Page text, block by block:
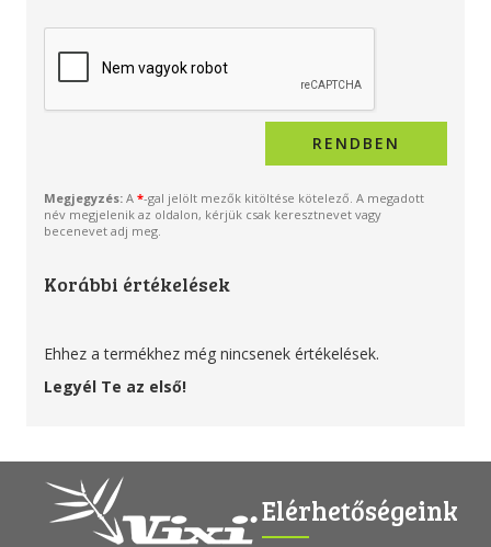
Megjegyzés: A *-gal jelölt mezők kitöltése kötelező. A megadott
név megjelenik az oldalon, kérjük csak keresztnevet vagy
becenevet adj meg.
Korábbi értékelések
Ehhez a termékhez még nincsenek értékelések.
Legyél Te az első!
Elérhetőségeink